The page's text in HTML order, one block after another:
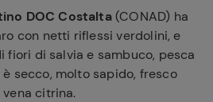
DOC Costalta(CONAD) ha
con netti riflessi verdolini, e
fiori di salvia e sambuco, pesca
secco, molto sapido, fresco
citrina.